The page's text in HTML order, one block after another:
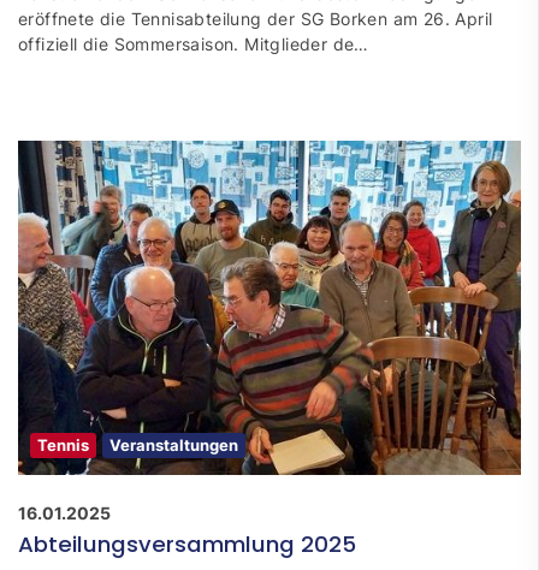
eröffnete die Tennisabteilung der SG Borken am 26. April
offiziell die Sommersaison. Mitglieder de…
Tennis Veranstaltungen
16.01.2025
Abteilungsversammlung 2025